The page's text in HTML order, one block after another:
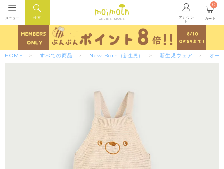
ONLINE STORE アカウン
ト
検索
メニュー カート
0
HOME すべての商品 New Born （新生児） 新生児ウェア オー